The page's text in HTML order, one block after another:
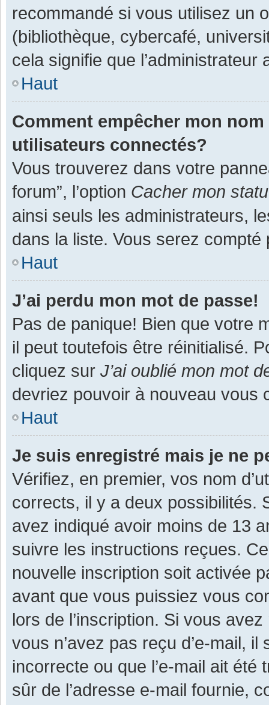
recommandé si vous utilisez un
(bibliothèque, cybercafé,
cela signifie que
Haut
Comment empêcher mon
utilisateurs connectés?
Vous trouverez dans votre
forum”, l’option Cacher mon
ainsi seuls les administrateurs,
dans la liste. Vous serez
Haut
J’ai perdu mon mot de passe!
Pas de panique! Bien que votre
il peut toutefois être réinitialisé.
cliquez sur J’ai oublié mon mot
devriez pouvoir à nouveau vous
Haut
Je suis enregistré mais je ne
Vérifiez, en premier, vos nom
corrects, il y a deux possibilités.
avez indiqué avoir moins de 13
suivre les instructions reçues.
nouvelle inscription soit activée
avant que vous puissiez vous
lors de l’inscription. Si vous
vous n’avez pas reçu d’e-mail,
incorrecte ou que l’e-mail ait
sûr de l’adresse e-mail fournie,